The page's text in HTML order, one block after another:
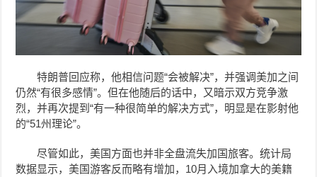
特朗普回应称，他相信问题“会被解决”，并强调美加之间
仍然“有很多感情”。但在他随后的话中，又暗示双方竞争激
烈，并再次提到“有一种很简单的解决方式”，明显是在影射他
的“51州理论”。
尽管如此，美国方面也并非全盘流失加国旅客。统计局
数据显示，美国游客反而略有增加，10月入境加拿大的美籍